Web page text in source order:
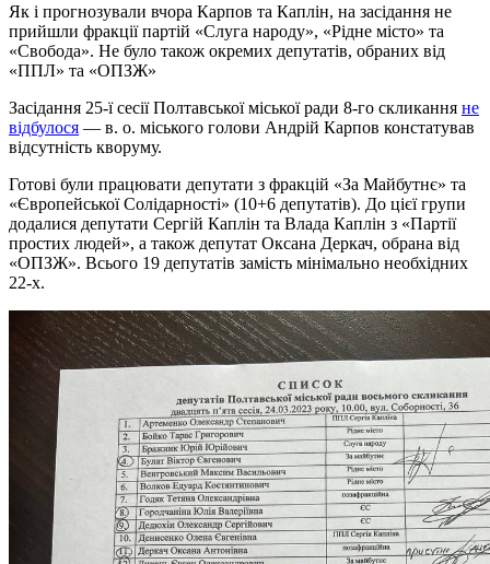
Як і прогнозували вчора Карпов та Каплін, на засідання не
прийшли фракції партій «Слуга народу», «Рідне місто» та
«Свобода». Не було також окремих депутатів, обраних від
«ППЛ» та «ОПЗЖ»
Засідання 25-ї сесії Полтавської міської ради 8-го скликання не
відбулося — в. о. міського голови Андрій Карпов констатував
відсутність кворуму.
Готові були працювати депутати з фракцій «За Майбутнє» та
«Європейської Солідарності» (10+6 депутатів). До цієї групи
додалися депутати Сергій Каплін та Влада Каплін з «Партії
простих людей», а також депутат Оксана Деркач, обрана від
«ОПЗЖ». Всього 19 депутатів замість мінімально необхідних
22-х.